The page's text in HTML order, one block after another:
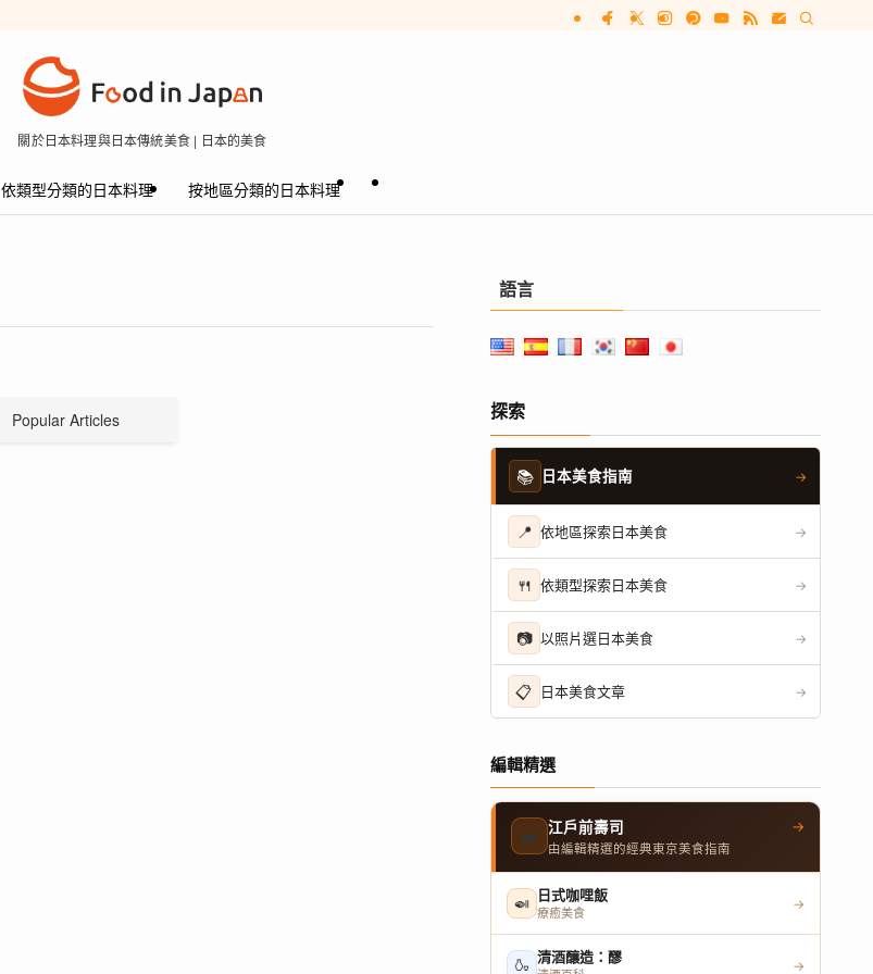
關於日本料理與日本傳統美食 | 日本的美食
依類型分類的日本料理 按地區分類的日本料理
Popular Articles
語言
探索
📚 日本美食指南 →
📍 依地區探索日本美食 →
🍴 依類型探索日本美食 →
📷 以照片選日本美食 →
📋 日本美食文章 →
編輯精選
🍣 江戶前壽司
由編輯精選的經典東京美食指南
→
🍛 日式咖哩飯
療癒美食
→
🍶 清酒釀造：醪 →